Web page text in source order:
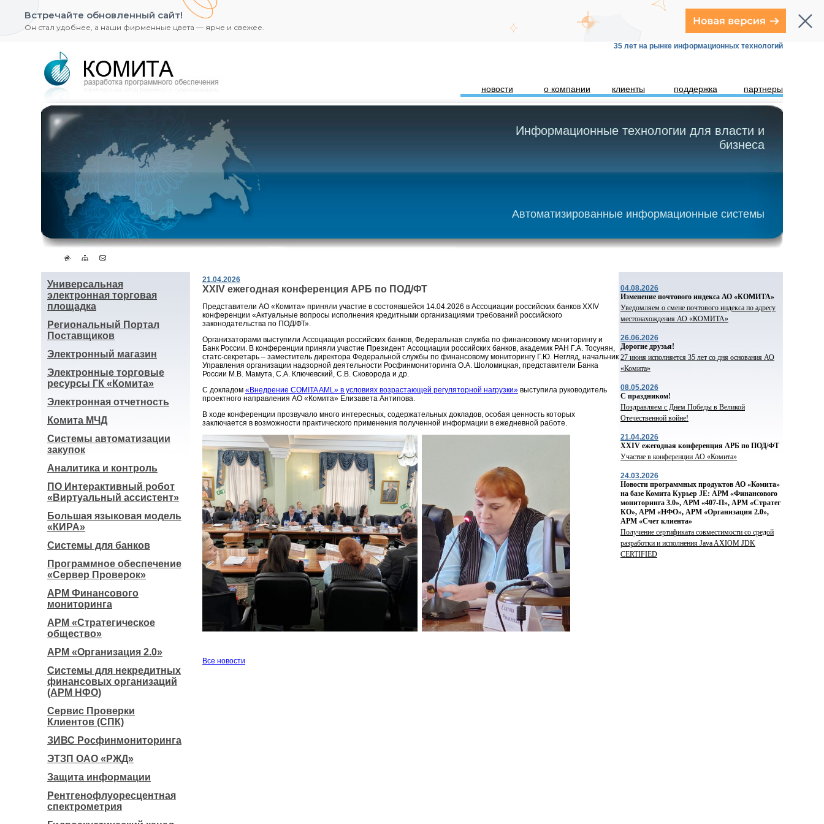
Встречайте обновленный сайт!
Он стал удобнее, а наши фирменные цвета — ярче и свежее.
35 лет на рынке информационных технологий
новости о компании клиенты поддержка партнеры
Информационные технологии для власти и
бизнеса
Автоматизированные информационные системы
Универсальная
электронная торговая
площадка
Региональный Портал
Поставщиков
Электронный магазин
Электронные торговые
ресурсы ГК «Комита»
Электронная отчетность
Комита МЧД
Системы автоматизации
закупок
Аналитика и контроль
ПО Интерактивный робот
«Виртуальный ассистент»
Большая языковая модель
«КИРА»
Системы для банков
Программное обеспечение
«Сервер Проверок»
АРМ Финансового
мониторинга
АРМ «Стратегическое
общество»
АРМ «Организация 2.0»
Системы для некредитных
финансовых организаций
(АРМ НФО)
Сервис Проверки
Клиентов (СПК)
ЗИВС Росфинмониторинга
ЭТЗП ОАО «РЖД»
Защита информации
Рентгенофлуоресцентная
спектрометрия
21.04.2026
ХХIV ежегодная конференция АРБ по ПОД/ФТ
Представители АО «Комита» приняли участие в состоявшейся 14.04.2026 в Ассоциации российских банков XXIV
конференции «Актуальные вопросы исполнения кредитными организациями требований российского
законодательства по ПОД/ФТ».
Организаторами выступили Ассоциация российских банков, Федеральная служба по финансовому мониторингу и
Банк России. В конференции приняли участие Президент Ассоциации российских банков, академик РАН Г.А. Тосунян,
статс-секретарь – заместитель директора Федеральной службы по финансовому мониторингу Г.Ю. Негляд, начальник
Управления организации надзорной деятельности Росфинмониторинга О.А. Шоломицкая, представители Банка
России М.В. Мамута, С.А. Ключевский, С.В. Сковорода и др.
С докладом «Внедрение COMITA AML» в условиях возрастающей регуляторной нагрузки» выступила руководитель
проектного направления АО «Комита» Елизавета Антипова.
В ходе конференции прозвучало много интересных, содержательных докладов, особая ценность которых
заключается в возможности практического применения полученной информации в ежедневной работе.
Все новости
04.08.2026
Изменение почтового индекса АО «КОМИТА»
Уведомляем о смене почтового индекса по адресу
местонахождения АО «КОМИТА»
26.06.2026
Дорогие друзья!
27 июня исполняется 35 лет со дня основания АО
«Комита»
08.05.2026
С праздником!
Поздравляем с Днем Победы в Великой
Отечественной войне!
21.04.2026
ХХIV ежегодная конференция АРБ по ПОД/ФТ
Участие в конференции АО «Комита»
24.03.2026
Новости программных продуктов АО «Комита»
на базе Комита Курьер JE: АРМ «Финансового
мониторинга 3.0», АРМ «407-П», АРМ «Стратег
КО», АРМ «НФО», АРМ «Организация 2.0»,
АРМ «Счет клиента»
Получение сертификата совместимости со средой
разработки и исполнения Java AXIOM JDK
CERTIFIED